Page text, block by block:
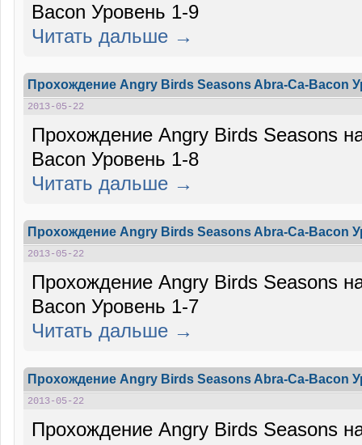
Bacon Уровень 1-9
Читать дальше →
Прохождение Angry Birds Seasons Abra-Ca-Bacon
2013-05-22
Прохождение Angry Birds Seasons
Bacon Уровень 1-8
Читать дальше →
Прохождение Angry Birds Seasons Abra-Ca-Bacon
2013-05-22
Прохождение Angry Birds Seasons
Bacon Уровень 1-7
Читать дальше →
Прохождение Angry Birds Seasons Abra-Ca-Bacon
2013-05-22
Прохождение Angry Birds Seasons